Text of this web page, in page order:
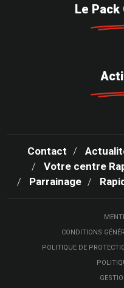
Le Pack
Contact
Votre centre
Parrainage
CONDITIONS
POLITIQUE DE